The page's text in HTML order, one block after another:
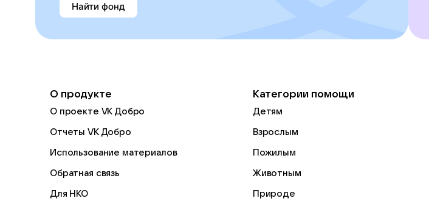
Найти фонд
О продукте
О проекте VK Добро
Отчеты VK Добро
Использование материалов
Обратная связь
Для НКО
Категории помощи
Детям
Взрослым
Пожилым
Животным
Природе